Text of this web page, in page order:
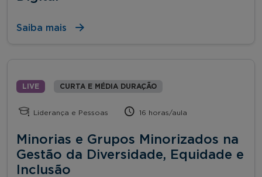
Saiba mais
LIVE CURTA E MÉDIA DURAÇÃO
Liderança e Pessoas 16 horas/aula
Minorias e Grupos Minorizados na
Gestão da Diversidade, Equidade e
Inclusão